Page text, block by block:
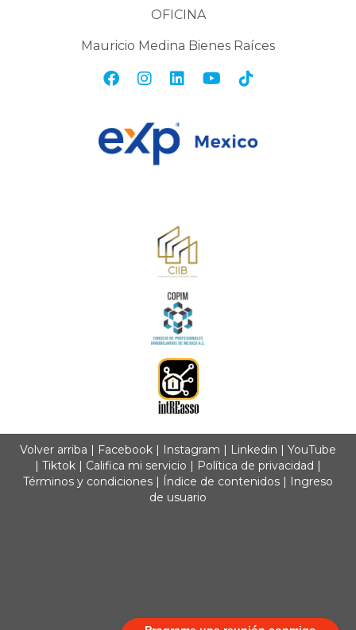
OFICINA
Mauricio Medina Bienes Raíces
Volver arriba | Facebook | Instagram | Linkedin | YouTube
| Tiktok | Califica mi servicio | Política de privacidad |
Términos y condiciones | Índice de contenidos | Ingreso
de usuario